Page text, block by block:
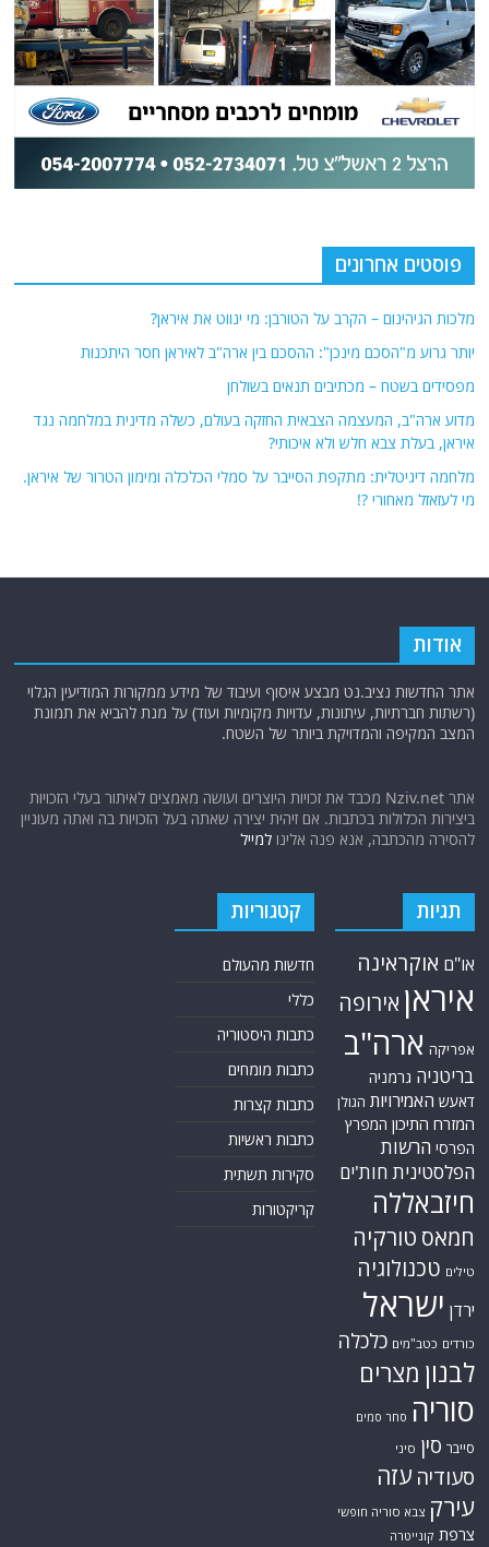
פוסטים אחרונים
מלכות הגיהינום – הקרב על הטורבן: מי ינווט את איראן?
יותר גרוע מ"הסכם מינכן": ההסכם בין ארה"ב לאיראן חסר היתכנות
מפסידים בשטח – מכתיבים תנאים בשולחן
מדוע ארה"ב, המעצמה הצבאית החזקה בעולם, כשלה מדינית במלחמה נגד
איראן, בעלת צבא חלש ולא איכותי?
מלחמה דיגיטלית: מתקפת הסייבר על סמלי הכלכלה ומימון הטרור של איראן.
מי לעזאזל מאחורי ?!
אודות
אתר החדשות נציב.נט מבצע איסוף ועיבוד של מידע ממקורות המודיעין הגלוי
(רשתות חברתיות, עיתונות, עדויות מקומיות ועוד) על מנת להביא את תמונת
המצב המקיפה והמדויקת ביותר של השטח.
אתר Nziv.net מכבד את זכויות היוצרים ועושה מאמצים לאיתור בעלי הזכויות
ביצירות הכלולות בכתבות. אם זיהית יצירה שאתה בעל הזכויות בה ואתה מעוניין
להסירה מהכתבה, אנא פנה אלינולמייל
תגיות
או"ם אוקראינה
איראן אירופה
אפריקה ארה"ב
בריטניה גרמניה
דאעש האמירויות הגולן
המזרח התיכון המפרץ
הפרסי הרשות
הפלסטינית חות'ים
חיזבאללה
חמאס טורקיה
טילים טכנולוגיה
ירדן ישראל
כורדים כטב"מים כלכלה
לבנון מצרים
סוריה סחר סמים
סייבר סין סיני
סעודיה עזה
עירק צבא סוריה חופשי
צרפת קונייטרה
קטגוריות
חדשות מהעולם
כללי
כתבות היסטוריה
כתבות מומחים
כתבות קצרות
כתבות ראשיות
סקירות תשתית
קריקטורות